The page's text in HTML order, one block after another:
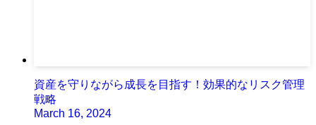
資産を守りながら成長を目指す！効果的なリスク管理
戦略
March 16, 2024